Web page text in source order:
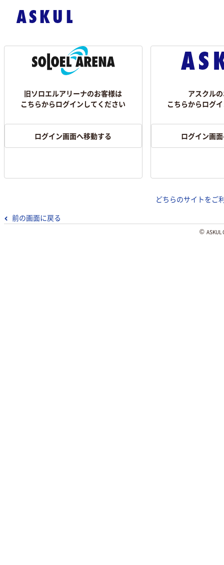
旧ソロエルアリーナのお客様は
こちらからログインしてください
ログイン画面へ移動する
アスクル
こちらからログ
ログイン画
どちらのサイトをご
前の画面に戻る
©